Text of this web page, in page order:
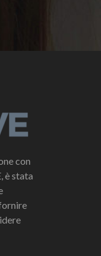
con
è stata